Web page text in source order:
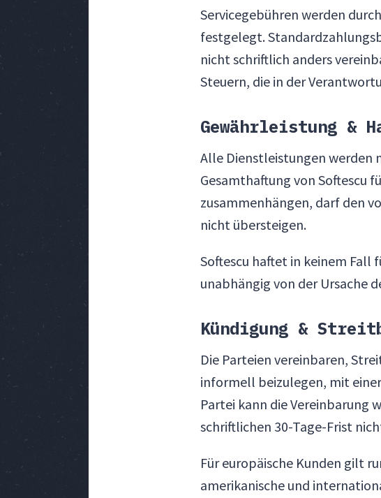
Servicegebühren werden
festgelegt.
nicht schriftlich anders
Steuern, die in der
Gewährleistung &
Alle Dienstleistungen werden
Gesamthaftung von Softescu
zusammenhängen, darf den
nicht übersteigen.
Softescu haftet in keinem Fall
unabhängig von der Ursache
Kündigung &
Die Parteien vereinbaren,
informell beizulegen, mit
Partei kann die Vereinbarung
schriftlichen 30-Tage-Frist
Für europäische Kunden gilt
amerikanische und